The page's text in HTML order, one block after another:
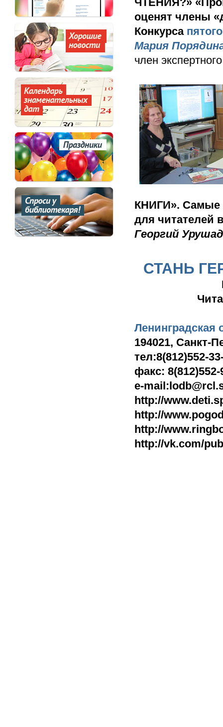
оценят члены
Конкурса
Мария
член
КНИГИ». Самые
для читателей
Георгий
СТАНЬ
Ленинградская
194021, Санкт-
тел:8(812)552-
факс: 8(812)552-
e-
http://
http://
http://
http://vk.com/